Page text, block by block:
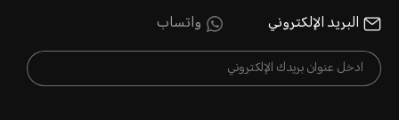
البريد الإلكتروني واتساب